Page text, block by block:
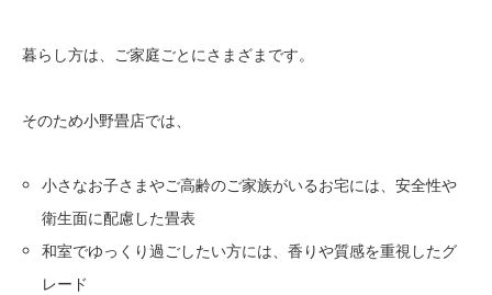
暮らし方は、ご家庭ごとにさまざまです。
そのため小野畳店では、
小さなお子さまやご高齢のご家族がいるお宅には、安全性や
衛生面に配慮した畳表
和室でゆっくり過ごしたい方には、香りや質感を重視したグ
レード